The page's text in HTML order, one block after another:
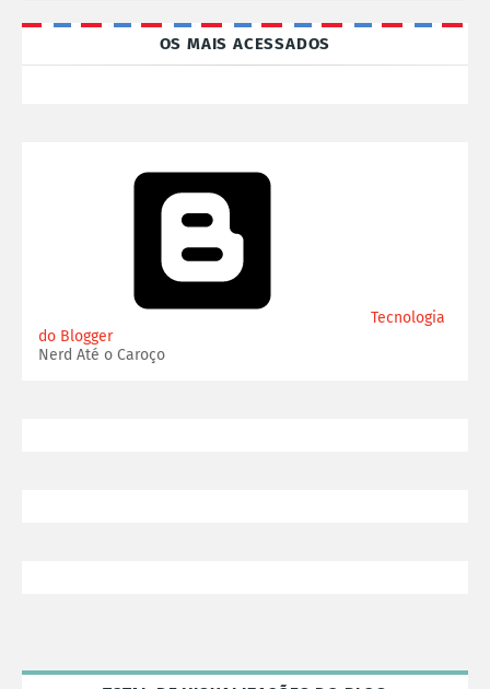
OS MAIS ACESSADOS
Tecnologia
do Blogger
Nerd Até o Caroço